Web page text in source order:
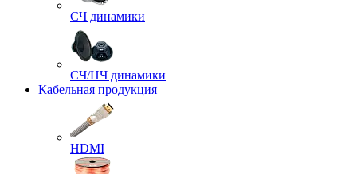
СЧ динамики
СЧ/НЧ динамики
Кабельная продукция
HDMI